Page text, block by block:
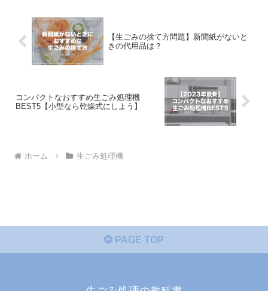
【生ごみの捨て方問題】新聞紙がないと
きの代用品は？
コンパクトなおすすめ生ごみ処理機
BEST5【小型なら乾燥式にしよう】
ホーム 生ごみ処理機
PAGE TOP